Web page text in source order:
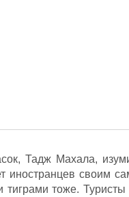
Тадж Махала,
иностранцев своим
тоже. Туристы